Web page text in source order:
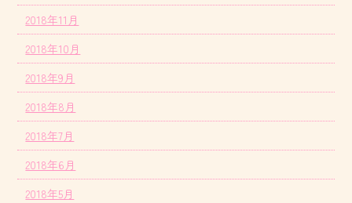
2018年11月
2018年10月
2018年9月
2018年8月
2018年7月
2018年6月
2018年5月